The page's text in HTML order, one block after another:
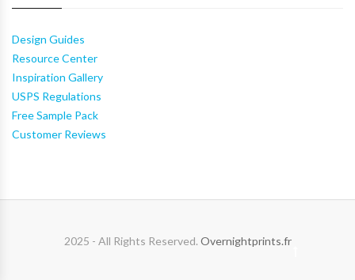
Design Guides
Resource Center
Inspiration Gallery
USPS Regulations
Free Sample Pack
Customer Reviews
2025 - All Rights Reserved. Overnightprints.fr